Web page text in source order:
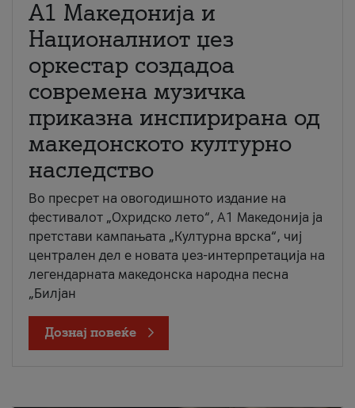
А1 Македонија и
Националниот џез
оркестар создадоа
современа музичка
приказна инспирирана од
македонското културно
наследство
Во пресрет на овогодишното издание на
фестивалот „Охридско лето“, А1 Македонија ја
претстави кампањата „Културна врска“, чиј
централен дел е новата џез-интерпретација на
легендарната македонска народна песна
„Билјан
Дознај повеќе